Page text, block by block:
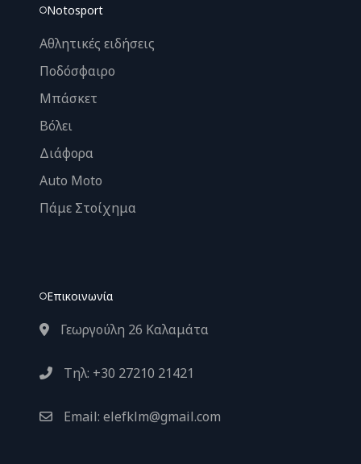
Notosport
Αθλητικές ειδήσεις
Ποδόσφαιρο
Μπάσκετ
Βόλει
Διάφορα
Auto Moto
Πάμε Στοίχημα
Επικοινωνία
Γεωργούλη 26 Καλαμάτα
Τηλ: +30 27210 21421
Email: elefklm@gmail.com